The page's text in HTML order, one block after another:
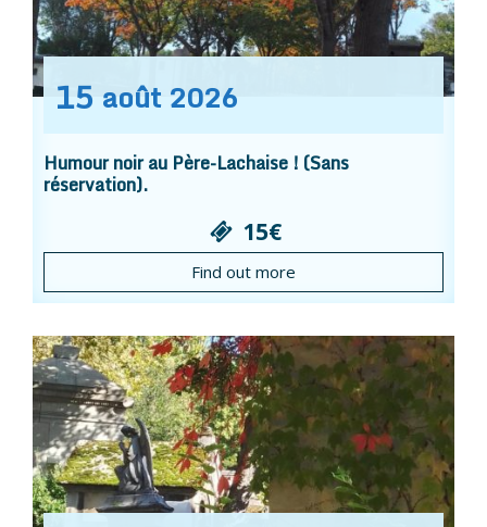
15 août 2026
Humour noir au Père-Lachaise ! (Sans
réservation).
15€
Find out more